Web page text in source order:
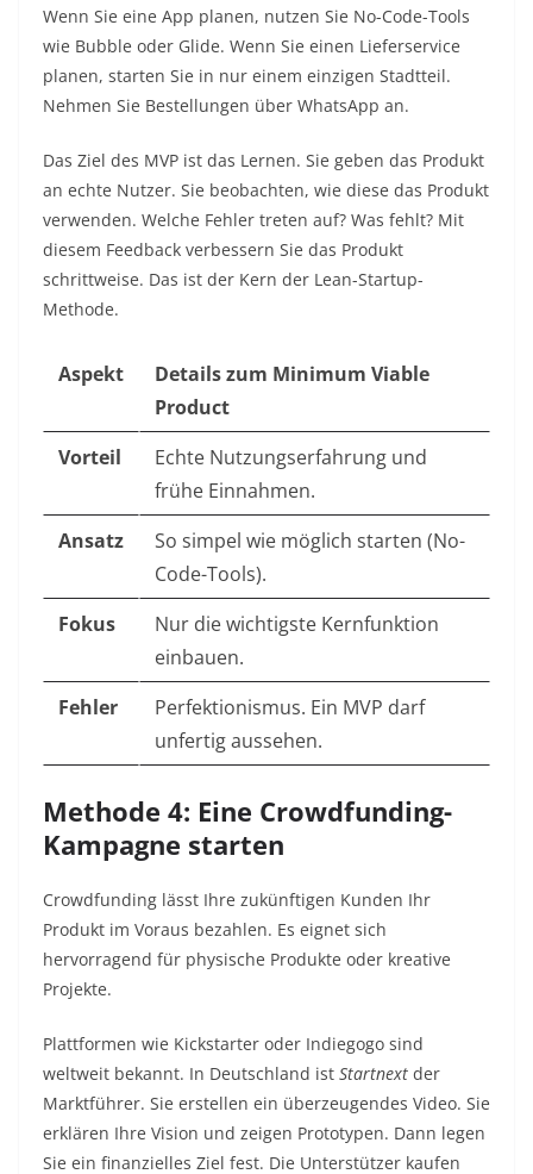
Wenn Sie eine App planen, nutzen Sie No-Code-Tools
wie Bubble oder Glide. Wenn Sie einen Lieferservice
planen, starten Sie in nur einem einzigen Stadtteil.
Nehmen Sie Bestellungen über WhatsApp an.
Das Ziel des MVP ist das Lernen. Sie geben das Produkt
an echte Nutzer. Sie beobachten, wie diese das Produkt
verwenden. Welche Fehler treten auf? Was fehlt? Mit
diesem Feedback verbessern Sie das Produkt
schrittweise. Das ist der Kern der Lean-Startup-
Methode.
Aspekt
Details zum Minimum Viable
Product
Vorteil
Echte Nutzungserfahrung und
frühe Einnahmen.
Ansatz
So simpel wie möglich starten (No-
Code-Tools).
Fokus
Nur die wichtigste Kernfunktion
einbauen.
Fehler
Perfektionismus. Ein MVP darf
unfertig aussehen.
Methode 4: Eine Crowdfunding-
Kampagne starten
Crowdfunding lässt Ihre zukünftigen Kunden Ihr
Produkt im Voraus bezahlen. Es eignet sich
hervorragend für physische Produkte oder kreative
Projekte.
Plattformen wie Kickstarter oder Indiegogo sind
weltweit bekannt. In Deutschland ist Startnext der
Marktführer. Sie erstellen ein überzeugendes Video. Sie
erklären Ihre Vision und zeigen Prototypen. Dann legen
Sie ein finanzielles Ziel fest. Die Unterstützer kaufen